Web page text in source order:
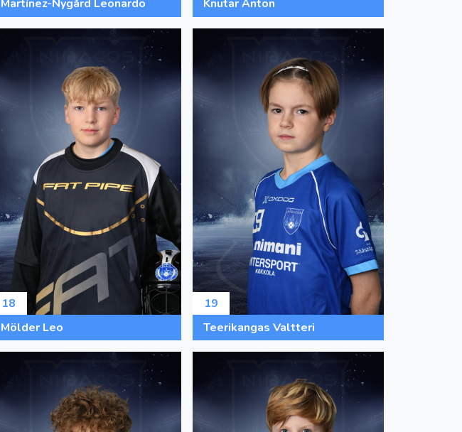
Martínez-Nygård Leonardo Knutar Anton
18
Mölder Leo
19
Teerikangas Valtteri